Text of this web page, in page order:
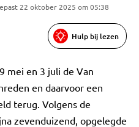
22 oktober 2025 om 05:38
Hulp bij lezen
mei en 3 juli de Van
en daarvoor een
terug. Volgens de
zevenduizend, opgelegde